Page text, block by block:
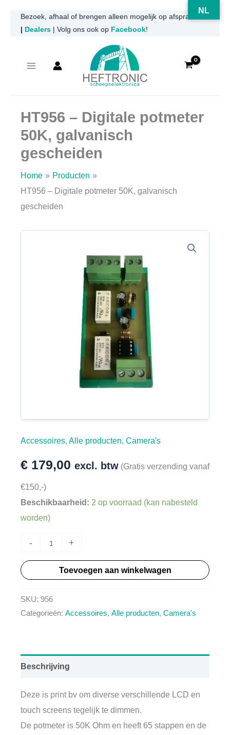
naar
inhoud
Bezoek, afhaal of brengen alleen mogelijk op afspraak
Dealers | Volg ons ook op Facebook!
HT956 – Digitale potmeter
50K, galvanisch
gescheiden
Home
Producten
HT956 – Digitale potmeter 50K, galvanisch
gescheiden
Accessoires, Alle producten, Camera's
€ 179,00 excl. btw (Gratis verzending vanaf
€150,-)
Beschikbaarheid: 2 op voorraad (kan nabesteld
worden)
-
Digitale
50K,
galvanisch
+
Toevoegen aan winkelwagen
SKU: 956
Categorieën: Accessoires, Alle producten, Camera's
Beschrijving
Deze is print bv om diverse verschillende LCD en
touch screens tegelijk te dimmen.
De potmeter is 50K Ohm en heeft 65 stappen en de
NL